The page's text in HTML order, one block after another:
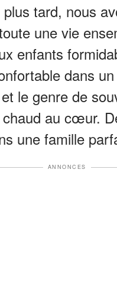
tard, nous
une vie
enfants
dans
le genre de
au cœur.
une famille
ANNONCES